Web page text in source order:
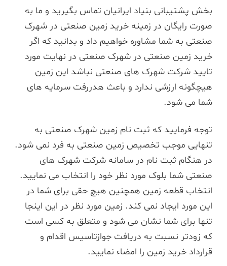
بخش پشتیبانی بنیاد ایرانیان تماس بگیرید و ما به
صورت رایگان در زمینه خرید زمین صنعتی در شهرک
صنعتی به شما مشاوره خواهیم داد و بدانید که اگر
خرید زمین صنعتی در شهرک صنعتی در نهایت مورد
تایید شرکت شهرک های صنعتی نباشد این زمین
هیچگونه ارزشی ندارد و باعث هدررفت سرمایه های
شما می شود.
توجه فرمایید که ثبت نام زمین شهرک صنعتی به
تنهایی موجب تخصیص زمین صنعتی به فرد نمی شود.
در هنگام ثبت نام در سامانه شرکت شهرک های
صنعتی شما بلوک مورد نظر خود را انتخاب می نمایید.
انتخاب قطعه زمین همچنین هیچ حقی برای شما در
این مورد ایجاد نمی کند. زمین مورد نظر در این اینجا
تنها برای شما نشان می شود و متعلق به کسی است
که زودتر نسبت به دریافت جوازتاسیس اقدام و
قرارداد خرید زمین را امضاء نمایید.